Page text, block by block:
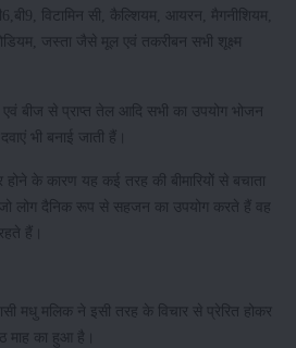
विटामिन सी, कैल्शियम, आयरन, मैगनीशियम,
जस्ता जैसे मूल एवं तकरीबन सभी शूक्ष्म
बीज से प्राप्त तेल आदि सभी का उपयोग भोजन
भी बनाई जाती हैं।
के कारण यह कई तरह की बीमारियोें से बचाता
लोग दैनिक रूप से सहजन का उपयोग करते हैं वह
हैं।
मधु मलिक ने इसी तरह के विचार से प्रेरित होकर
माह का हुआ है।